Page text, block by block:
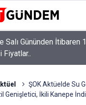
“Bozkırın
Joker Sorusunun
ŞOK Aktüelde Su
Genişletici, İkili Kanepe